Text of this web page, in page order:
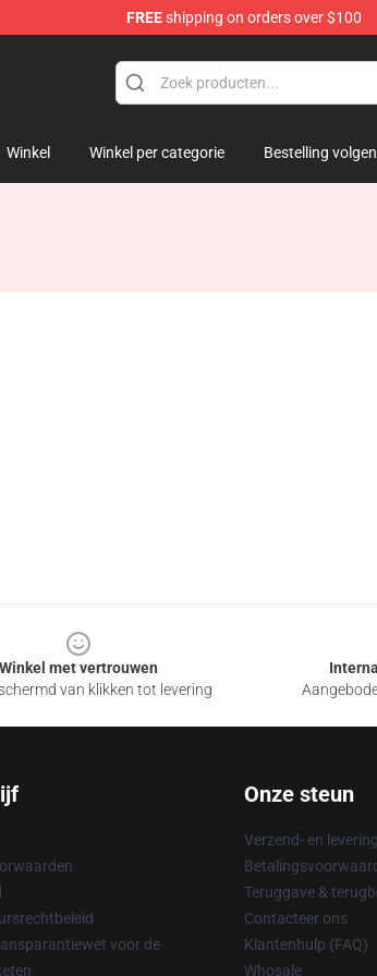
FREEshipping on orders over $100
Winkel Winkel per categorie Bestelling volgen
Winkel met vertrouwen
van klikken tot levering
voor de
Onze steun
Verzend- en
Teruggave &
Contacteer ons
Klantenhulp (FAQ)
Whosale